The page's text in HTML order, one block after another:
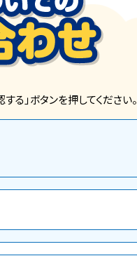
る」ボタンを押してください。